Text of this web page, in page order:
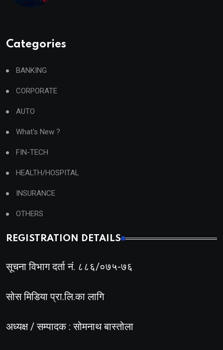
Categories
BANKING
CORPORATE
AUTO
What's New ?
FIN-TECH
HEALTH/HOSPITAL
INSURANCE
OTHERS
REGISTRATION DETAILS
सूचना विभाग दर्ता नं. ८८६/०७५-७६
सोस मिडिया प्रा.लि.का लागि
अध्यक्ष / सम्पादक : सोमनाथ बास्तोला